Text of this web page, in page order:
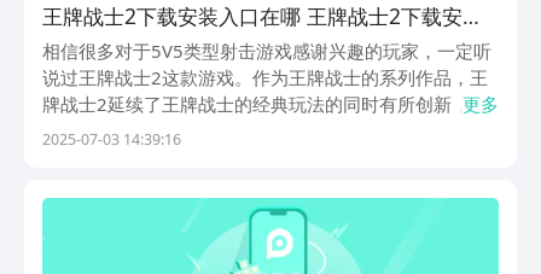
王牌战士2下载安装入口在哪 王牌战士2下载安装
入口指引
相信很多对于5V5类型射击游戏感谢兴趣的玩家，一定听
说过王牌战士2这款游戏。作为王牌战士的系列作品，王
牌战士2延续了王牌战士的经典玩法的同时有所创新，所
以引起了很多玩家的关注。那么，王牌战士2下载安装入
更多
2025-07-03 14:39:16